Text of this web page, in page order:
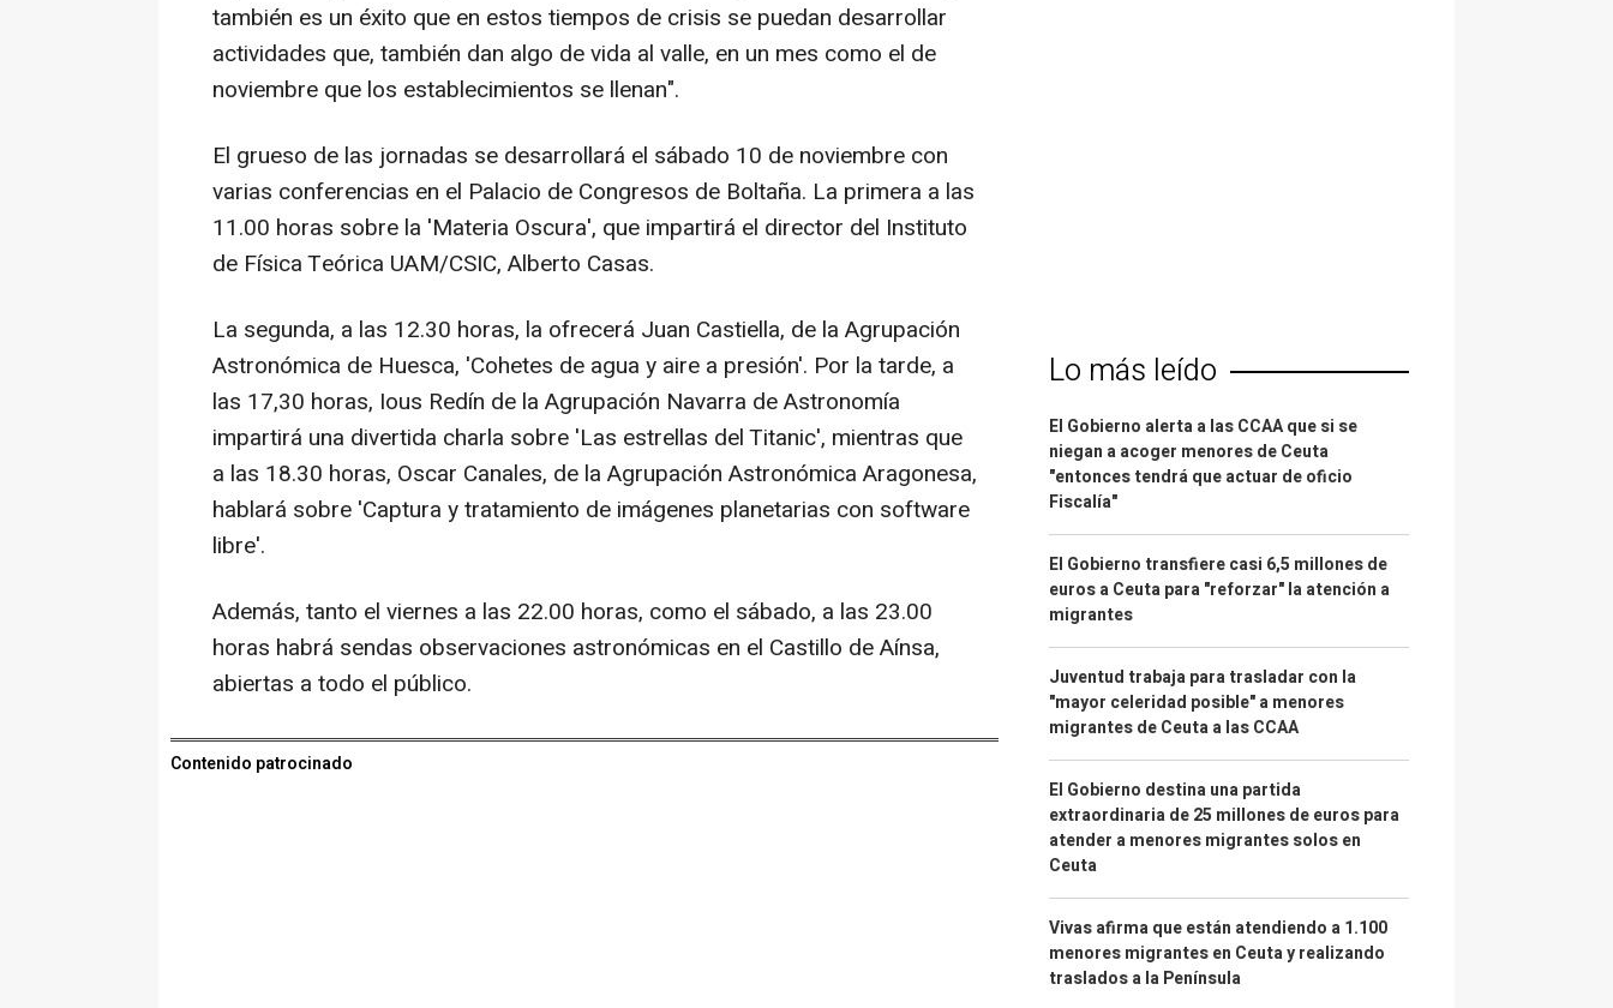
también es un éxito que en estos tiempos de crisis se puedan desarrollar
actividades que, también dan algo de vida al valle, en un mes como el de
noviembre que los establecimientos se llenan".
El grueso de las jornadas se desarrollará el sábado 10 de noviembre con
varias conferencias en el Palacio de Congresos de Boltaña. La primera a las
11.00 horas sobre la 'Materia Oscura', que impartirá el director del Instituto
de Física Teórica UAM/CSIC, Alberto Casas.
La segunda, a las 12.30 horas, la ofrecerá Juan Castiella, de la Agrupación
Astronómica de Huesca, 'Cohetes de agua y aire a presión'. Por la tarde, a
las 17,30 horas, Ious Redín de la Agrupación Navarra de Astronomía
impartirá una divertida charla sobre 'Las estrellas del Titanic', mientras que
a las 18.30 horas, Oscar Canales, de la Agrupación Astronómica Aragonesa,
hablará sobre 'Captura y tratamiento de imágenes planetarias con software
libre'.
Además, tanto el viernes a las 22.00 horas, como el sábado, a las 23.00
horas habrá sendas observaciones astronómicas en el Castillo de Aínsa,
abiertas a todo el público.
Contenido patrocinado
Lo más leído
El Gobierno alerta a las CCAA que si se
niegan a acoger menores de Ceuta
"entonces tendrá que actuar de oficio
Fiscalía"
El Gobierno transfiere casi 6,5 millones de
euros a Ceuta para "reforzar" la atención a
migrantes
Juventud trabaja para trasladar con la
"mayor celeridad posible" a menores
migrantes de Ceuta a las CCAA
El Gobierno destina una partida
extraordinaria de 25 millones de euros para
atender a menores migrantes solos en
Ceuta
Vivas afirma que están atendiendo a 1.100
menores migrantes en Ceuta y realizando
traslados a la Península